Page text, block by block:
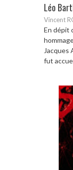
Léo
Vincent
En dépit
Jacques
fut